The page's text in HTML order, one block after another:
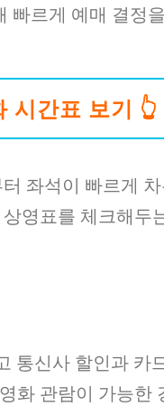
빠르게 예매 결정
시간표 보기 👆
좌석이 빠르게
영표를 체크해두
통신사 할인과 카
화 관람이 가능한